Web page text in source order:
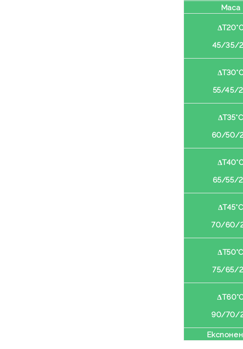
Маса
45/35/
55/45/
ΔT35°C
60/50/
65/55/
ΔT45°C
70/60/
ΔT50°C
75/65/
90/70/